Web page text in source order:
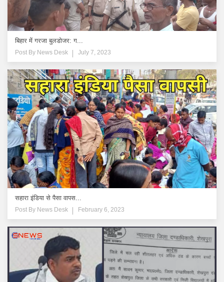
बिहार में गरजा बुलडोजर: ग...
Post By News Desk July 7, 2023
सहारा इंडिया से पैसा वापस...
Post By News Desk February 6, 2023